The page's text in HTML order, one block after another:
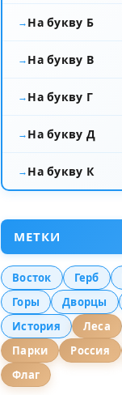
На букву Б
На букву В
На букву Г
На букву Д
На букву К
МЕТКИ
Восток Герб
Горы
Дворцы
История
Леса
Парки
Россия
Флаг